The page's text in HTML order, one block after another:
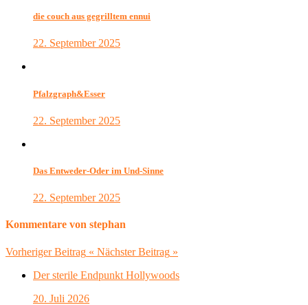
die couch aus gegrilltem ennui
22. September 2025
Pfalzgraph&Esser
22. September 2025
Das Entweder-Oder im Und-Sinne
22. September 2025
Kommentare von stephan
Vorheriger Beitrag « Nächster Beitrag »
Der sterile Endpunkt Hollywoods
20. Juli 2026